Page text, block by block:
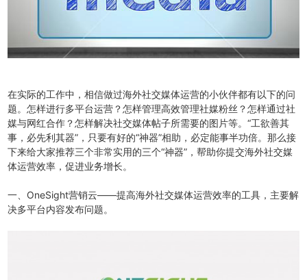
在实际的工作中，相信做过海外社交媒体运营的小伙伴都有以下的问
题。怎样进行多平台运营？怎样管理高效管理社媒粉丝？怎样通过社
媒与网红合作？怎样解决社交媒体帖子所需要的图片等。“工欲善其
事，必先利其器”，只要有好的“神器”相助，必定能事半功倍。那么接
下来给大家推荐三个非常实用的三个“神器”，帮助你提交海外社交媒
体运营效率，促进业务增长。
一、OneSight营销云——提高海外社交媒体运营效率的工具，主要解
决多平台内容发布问题。